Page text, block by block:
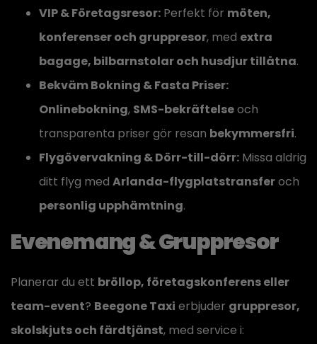
VIP & Företagsresor: Perfekt för möten,
konferenser och gruppresor, med extra
bagage, bilbarnstolar och husdjur tillåtna.
Bekväm Bokning & Fasta Priser:
Onlinebokning, SMS-bekräftelseoch
transparenta priser gör resan bekymmersfri.
Flygövervakning & Dörr-till-dörr: Missa aldrig
ditt flyg med Arlanda-flygplatstransferoch
personlig upphämtning.
Evenemang & Gruppresor
Planerar du ett bröllop, företagskonferens eller
team-event? Beegone Taxi erbjuder gruppresor,
skolskjuts och färdtjänst, med service i: